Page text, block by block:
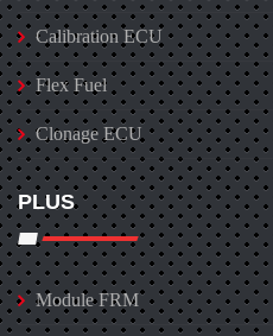
Calibration ECU
Flex Fuel
Clonage ECU
PLUS
Module FRM